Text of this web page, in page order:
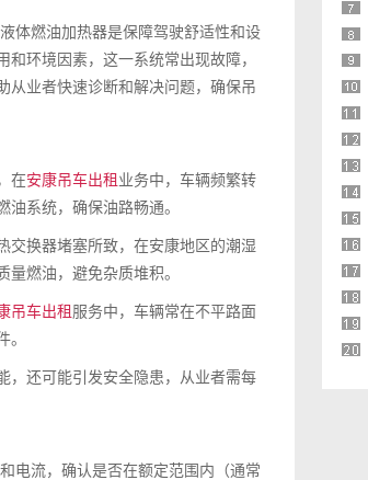
体燃油加热器是保障驾驶舒适性和设
环境因素，这一系统常出现故障，
从业者快速诊断和解决问题，确保吊
在安康吊车出租 业务中，车辆频繁转
系统，确保油路畅通。
交换器堵塞所致，在安康地区的潮湿
燃油，避免杂质堆积。
吊车出租 服务中，车辆常在不平路面
。
，还可能引发安全隐患，从业者需每
电流，确认是否在额定范围内（通常